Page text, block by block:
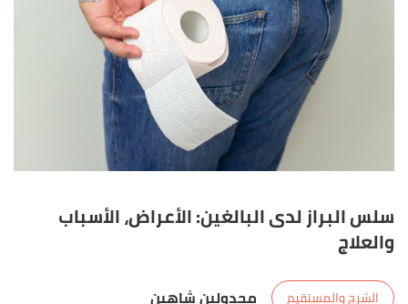
سلس البراز لدى البالغين: الأعراض، الأسباب
والعلاج
الشرج والمستقيم
مجدولين شاهين